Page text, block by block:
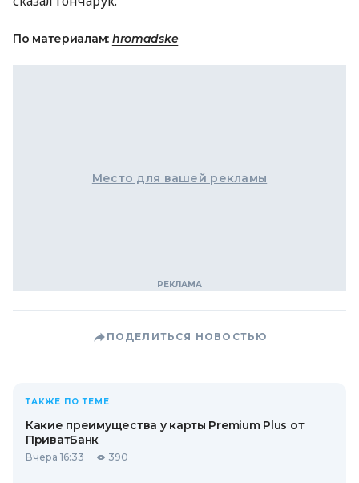
По материалам: hromadske
Место для вашей рекламы
ПОДЕЛИТЬСЯ НОВОСТЬЮ
ТАКЖЕ ПО ТЕМЕ
Какие преимущества у карты Premium Plus от
ПриватБанк
Вчера 16:33 390